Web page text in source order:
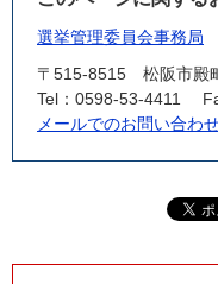
選挙管理委員会事務局
〒515-8515
松阪市殿
Tel：0598-53-4411
メールでのお問い合わ